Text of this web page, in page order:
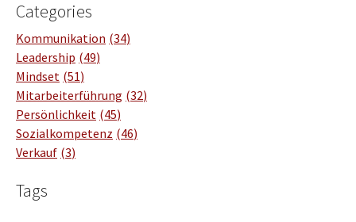
Categories
Kommunikation 34
Leadership 49
Mindset 51
Mitarbeiterführung 32
Persönlichkeit 45
Sozialkompetenz 46
Verkauf 3
Tags